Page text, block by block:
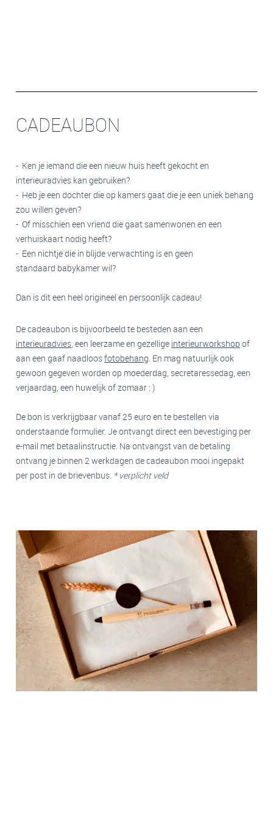
CADEAUBON
- Ken je iemand die een nieuw huis heeft gekocht en
interieuradvies kan gebruiken?
- Heb je een dochter die op kamers gaat die je een uniek behang
zou willen geven?
- Of misschien een vriend die gaat samenwonen en een
verhuiskaart nodig heeft?
- Een nichtje die in blijde verwachting is en geen
standaard babykamerwil?
Dan is dit een heel origineel en persoonlijk cadeau!
De cadeaubon is bijvoorbeeld te besteden aan een
interieuradvies, een leerzame en gezellige interieurworkshop of
aan een gaaf naadloosfotobehang. En mag natuurlijk ook
gewoon gegeven worden op moederdag, secretaressedag, een
verjaardag, een huwelijk of zomaar : )
De bon is verkrijgbaar vanaf 25 euro en te bestellen via
onderstaande formulier. Je ontvangt direct een bevestiging per
e-mail met betaalinstructie. Na ontvangst van de betaling
ontvang je binnen 2 werkdagen de cadeaubon mooi ingepakt
per post in de brievenbus. * verplicht veld